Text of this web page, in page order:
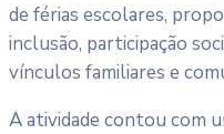
de férias escolares,
inclusão, participação
vínculos familiares e
A atividade contou com